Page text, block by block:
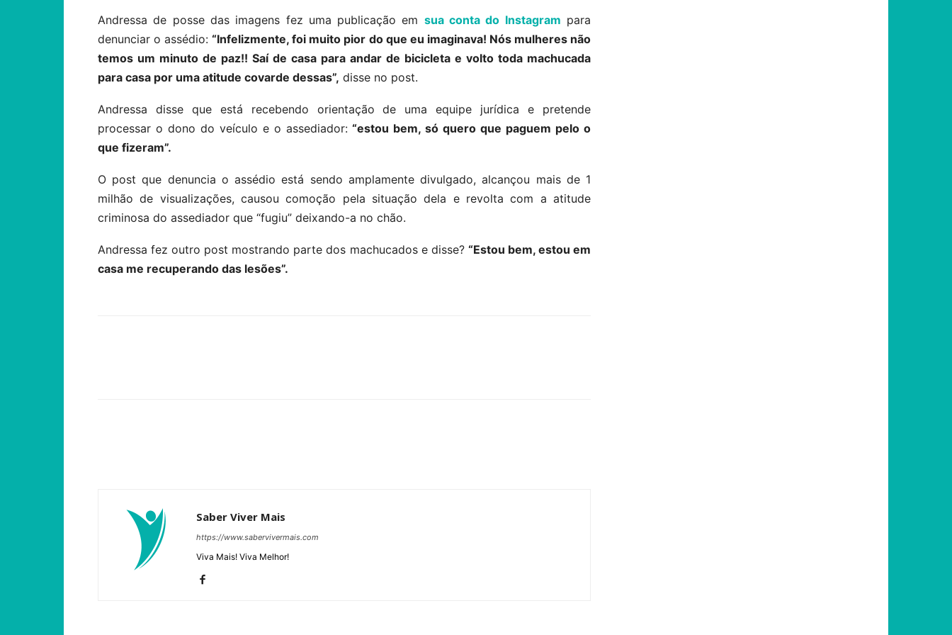
Andressa de posse das imagens fez uma publicação em sua conta do Instagram para
denunciar o assédio:“Infelizmente, foi muito pior do que eu imaginava! Nós mulheres não
temos um minuto de paz!! Saí de casa para andar de bicicleta e volto toda machucada
para casa por uma atitude covarde dessas”, disse no post.
Andressa disse que está recebendo orientação de uma equipe jurídica e pretende
processar o dono do veículo e o assediador:“estou bem, só quero que paguem pelo o
que fizeram”.
O post que denuncia o assédio está sendo amplamente divulgado, alcançou mais de 1
milhão de visualizações, causou comoção pela situação dela e revolta com a atitude
criminosa do assediador que “fugiu” deixando-a no chão.
Andressa fez outro post mostrando parte dos machucados e disse? “Estou bem, estou em
casa me recuperando das lesões”.
Saber Viver Mais
https://www.sabervivermais.com
Viva Mais! Viva Melhor!